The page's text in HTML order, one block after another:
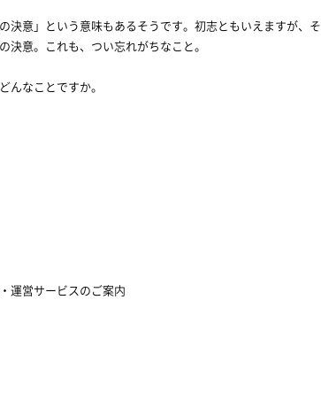
意」という意味もあるそうです。初志ともいえますが、そ
決意。これも、つい忘れがちなこと。
んなことですか。
運営サービスのご案内